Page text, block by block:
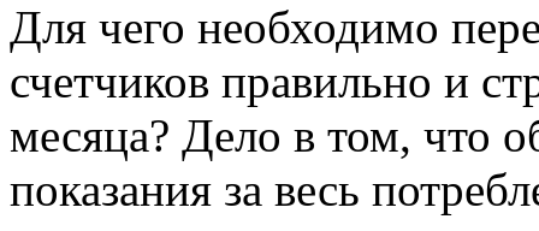
Для чего необходимо
счетчиков правильно и
месяца? Дело в том, что
показания за весь